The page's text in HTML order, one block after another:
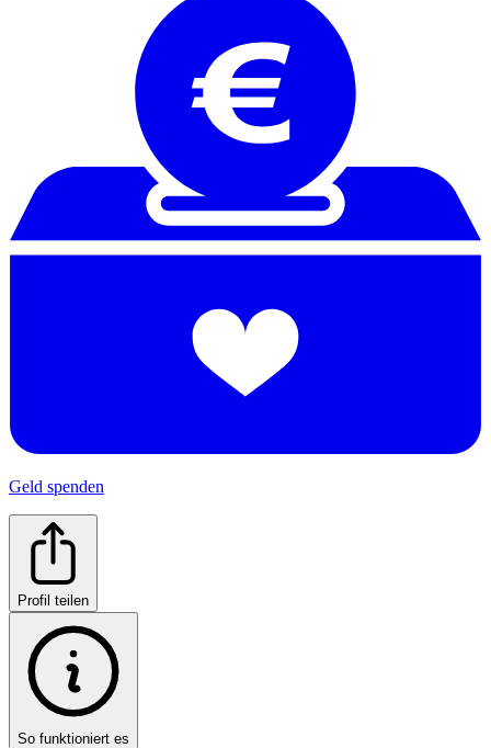
Geld spenden
Profil teilen
So funktioniert es